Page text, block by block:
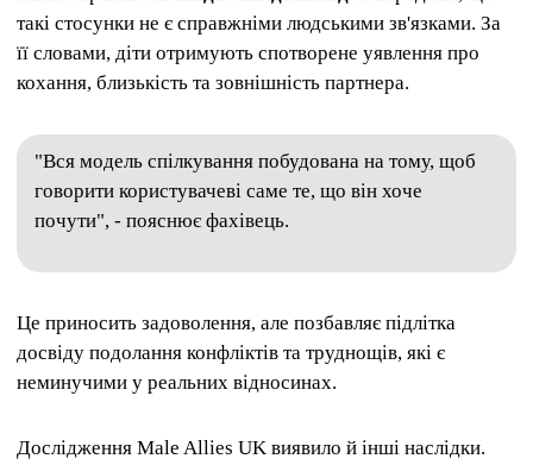
такі стосунки не є справжніми людськими зв'язками. За
її словами, діти отримують спотворене уявлення про
кохання, близькість та зовнішність партнера.
"Вся модель спілкування побудована на тому, щоб
говорити користувачеві саме те, що він хоче
почути", - пояснює фахівець.
Це приносить задоволення, але позбавляє підлітка
досвіду подолання конфліктів та труднощів, які є
неминучими у реальних відносинах.
Дослідження Male Allies UK виявило й інші наслідки.